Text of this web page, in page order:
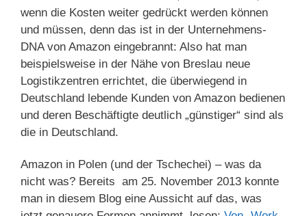
wenn die Kosten weiter gedrückt werden können
und müssen, denn das ist in der Unternehmens-
DNA von Amazon eingebrannt: Also hat man
beispielsweise in der Nähe von Breslau neue
Logistikzentren errichtet, die überwiegend in
Deutschland lebende Kunden von Amazon bedienen
und deren Beschäftigte deutlich „günstiger“ sind als
die in Deutschland.
Amazon in Polen (und der Tschechei) – was da
nicht was? Bereits am 25. November 2013 konnte
man in diesem Blog eine Aussicht auf das, was